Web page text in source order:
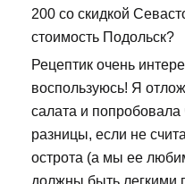
200 со скидкой
стоимость Подольск?
Рецептик очень
воспользуюсь! Я
салата и попробовала
разницы, если не
острота (а мы ее
должны быть легкими